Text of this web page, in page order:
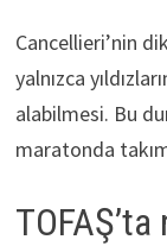
Cancellieri’nin
yalnızca
alabilmesi. Bu
maratonda